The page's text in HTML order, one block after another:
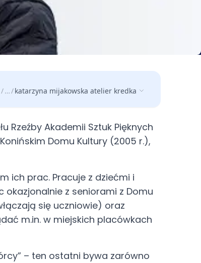
/…/katarzyna mijakowska atelier kredka
Rzeźby Akademii Sztuk Pięknych
Domu Kultury (2005 r.),
ich prac. Pracuje z dziećmi i
okazjonalnie z seniorami z Domu
się uczniowie) oraz
m.in. w miejskich placówkach
– ten ostatni bywa zarówno